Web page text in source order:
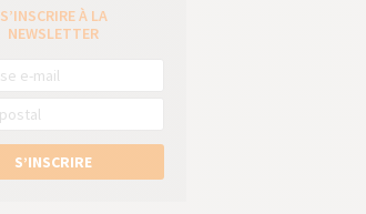
S’INSCRIRE À LA
NEWSLETTER
S’INSCRIRE